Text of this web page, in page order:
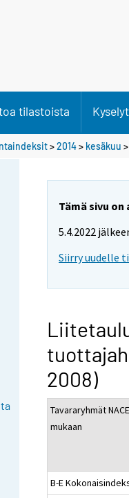
tilastoista
>2014> kesäkuu
Tämä sivu
5.4.2022
Siirry uudelle
2008)
Tavararyhmät
mukaan
B-E